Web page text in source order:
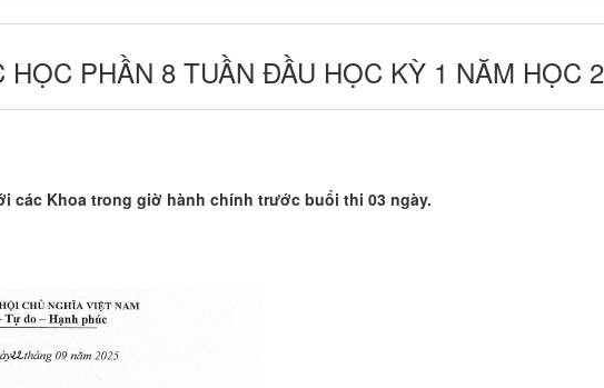
PHẦN 8 TUẦN ĐẦU HỌC KỲ 1 NĂM HỌC
các Khoa trong giờ hành chính trước buổi thi 03 ngày.